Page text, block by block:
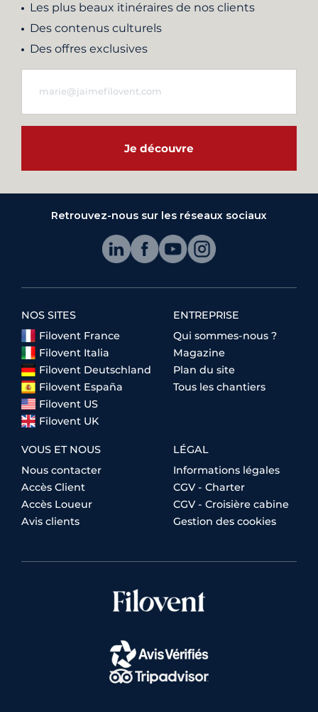
Les plus beaux itinéraires de nos clients
Des contenus culturels
Des offres exclusives
Je découvre
Retrouvez-nous sur les réseaux sociaux
NOS SITES
Filovent France
Filovent Italia
Filovent Deutschland
Filovent España
Filovent US
Filovent UK
ENTREPRISE
Qui sommes-nous ?
Magazine
Plan du site
Tous les chantiers
VOUS ET NOUS
Nous contacter
Accès Client
Accès Loueur
Avis clients
LÉGAL
Informations légales
CGV - Charter
CGV - Croisière cabine
Gestion des cookies